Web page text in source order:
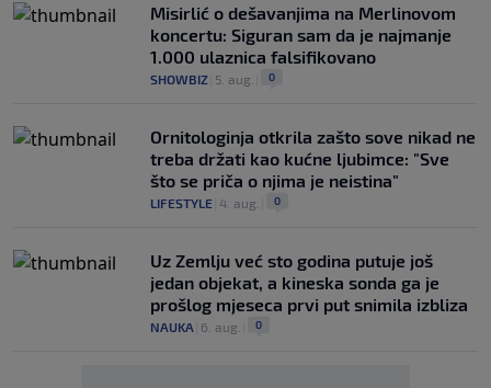
Misirlić o dešavanjima na Merlinovom
koncertu: Siguran sam da je najmanje
1.000 ulaznica falsifikovano
SHOWBIZ 5. aug. 0
Ornitologinja otkrila zašto sove nikad ne
treba držati kao kućne ljubimce: "Sve
što se priča o njima je neistina"
LIFESTYLE 4. aug. 0
Uz Zemlju već sto godina putuje još
jedan objekat, a kineska sonda ga je
prošlog mjeseca prvi put snimila izbliza
NAUKA 6. aug. 0